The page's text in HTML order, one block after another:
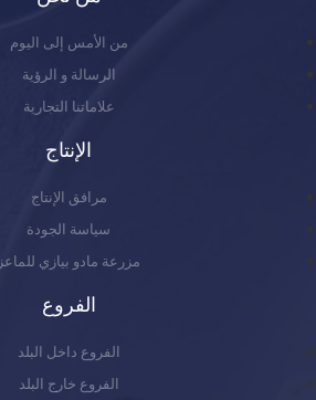
من الأمس إلى اليوم
الرسالة و الرؤية
علاماتنا التجارية
الإنتاج
مرافق الإنتاج
سياسة الجودة
مزرعة مادو بيازي للماعز
الفروع
الفروع داخل البلد
الفروع خارج البلد